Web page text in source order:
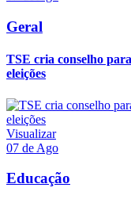
Geral
TSE cria conselho
eleições
Visualizar
07 de Ago
Educação